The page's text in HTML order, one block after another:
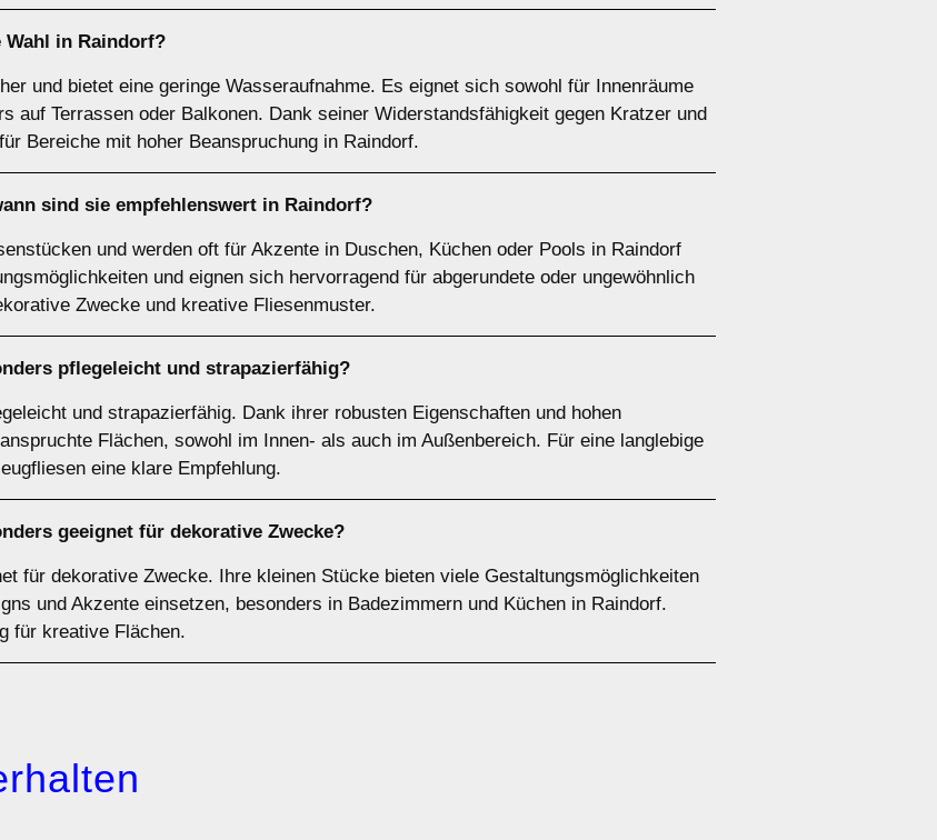
Wahl in Raindorf?
und bietet eine geringe Wasseraufnahme. Es eignet sich sowohl für Innenräume
auf Terrassen oder Balkonen. Dank seiner Widerstandsfähigkeit gegen Kratzer und
Bereiche mit hoher Beanspruchung in Raindorf.
sind sie empfehlenswert in Raindorf?
und werden oft für Akzente in Duschen, Küchen oder Pools in Raindorf
und eignen sich hervorragend für abgerundete oder ungewöhnlich
Zwecke und kreative Fliesenmuster.
pflegeleicht und strapazierfähig?
und strapazierfähig. Dank ihrer robusten Eigenschaften und hohen
Flächen, sowohl im Innen- als auch im Außenbereich. Für eine langlebige
eine klare Empfehlung.
geeignet für dekorative Zwecke?
für dekorative Zwecke. Ihre kleinen Stücke bieten viele Gestaltungsmöglichkeiten
und Akzente einsetzen, besonders in Badezimmern und Küchen in Raindorf.
für kreative Flächen.